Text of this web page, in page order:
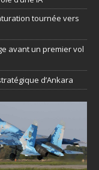
tournée vers
avant un premier vol
d’Ankara